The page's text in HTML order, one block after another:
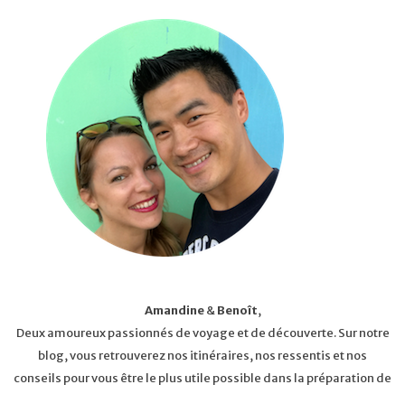
Amandine&Benoît,
Deux amoureux passionnés de voyage et de découverte. Sur notre
blog, vous retrouverez nos itinéraires, nos ressentis et nos
conseils pour vous être le plus utile possible dans la préparation de